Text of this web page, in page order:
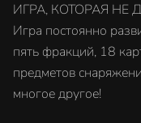
ИГРА, КОТОРАЯ НЕ
Игра постоянно
пять фракций, 18
предметов
многое другое!